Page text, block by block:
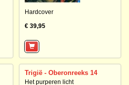
Hardcover
€ 39,95
Trigië - Oberonreeks 14
Het purperen licht